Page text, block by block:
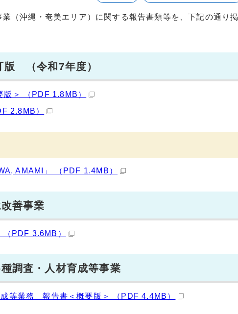
（沖縄・奄美エリア）に関する報告書類等を、下記の通り掲
（令和7年度）
＞ （PDF 1.8MB）
2.8MB）
AMAMI」 （PDF 1.4MB）
善事業
PDF 3.6MB）
調査・人材育成等事業
等業務 報告書＜概要版＞ （PDF 4.4MB）